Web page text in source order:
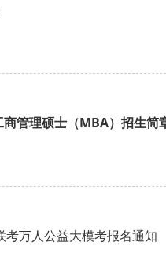
管理硕士（MBA）招生简
万人公益大模考报名通知